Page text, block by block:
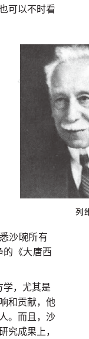
可以不时看
沙畹所有
的《大唐西
学，尤其是
和贡献，他
。而且，沙
究成果上，